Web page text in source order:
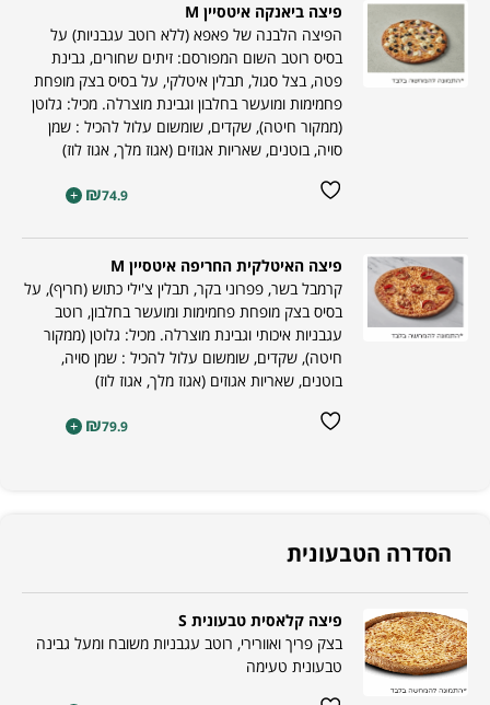
פיצה ביאנקה איטסיין M
הפיצה הלבנה של פאפא (ללא רוטב עגבניות) על
בסיס רוטב השום המפורסם: זיתים שחורים, גבינת
פטה, בצל סגול, תבלין איטלקי, על בסיס בצק מופחת
פחמימות ומועשר בחלבון וגבינת מוצרלה. מכיל: גלוטן
(ממקור חיטה), שקדים, שומשום עלול להכיל : שמן
סויה, בוטנים, שאריות אגוזים (אגוז מלך, אגוז לוז)
₪74.9
+
פיצה האיטלקית החריפה איטסיין M
קרמבל בשר, פפרוני בקר, תבלין צ'ילי כתוש (חריף), על
בסיס בצק מופחת פחמימות ומועשר בחלבון, רוטב
עגבניות איכותי וגבינת מוצרלה. מכיל: גלוטן (ממקור
חיטה), שקדים, שומשום עלול להכיל : שמן סויה,
בוטנים, שאריות אגוזים (אגוז מלך, אגוז לוז)
₪79.9
+
הסדרה הטבעונית
פיצה קלאסית טבעונית S
בצק פריך ואוורירי, רוטב עגבניות משובח ומעל גבינה
טבעונית טעימה